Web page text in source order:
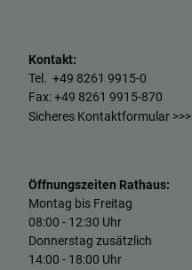
Kontakt:
Tel. +49 8261 9915-0
Fax: +49 8261 9915-870
Sicheres Kontaktformular >>>
Öffnungszeiten Rathaus:
Montag bis Freitag
08:00 - 12:30 Uhr
Donnerstag zusätzlich
14:00 - 18:00 Uhr